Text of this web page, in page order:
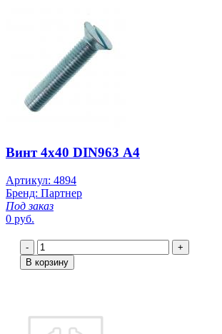
Винт 4х40 DIN963 А4
Артикул: 4894
Бренд: Партнер
Под заказ
0 руб.
-
+
В корзину